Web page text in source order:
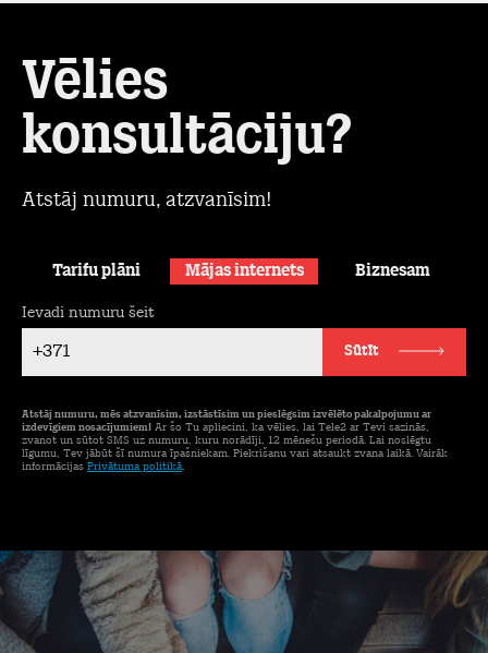
Vēlies
konsultāciju?
Atstāj numuru, atzvanīsim!
Tarifu plāni Mājas internets Biznesam
+371
Ievadi numuru šeit
Sūtīt
Atstāj numuru, mēs atzvanīsim, izstāstīsim un pieslēgsim izvēlēto pakalpojumu ar
izdevīgiem nosacījumiem! Ar šo Tu apliecini, ka vēlies, lai Tele2 ar Tevi sazinās,
zvanot un sūtot SMS uz numuru, kuru norādīji, 12 mēnešu periodā. Lai noslēgtu
līgumu, Tev jābūt šī numura īpašniekam. Piekrišanu vari atsaukt zvana laikā. Vairāk
informācijas Privātuma politikā.